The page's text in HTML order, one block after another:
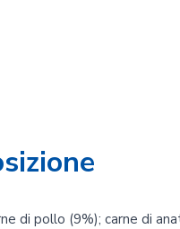
di pollo (9%); carne di